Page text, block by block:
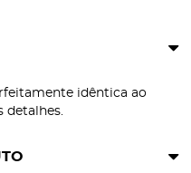
idêntica ao